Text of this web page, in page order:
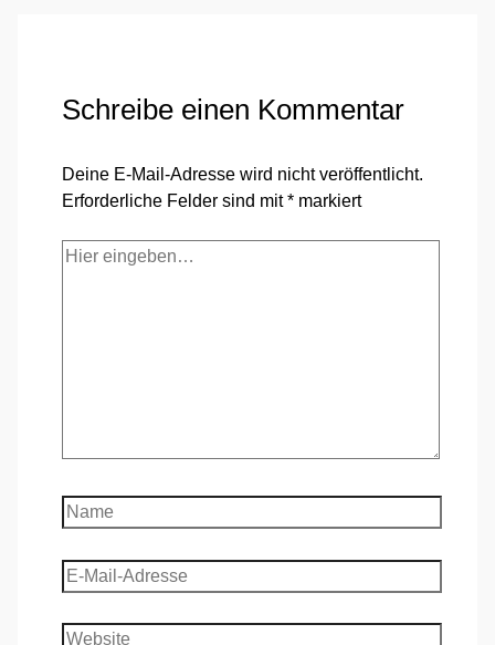
Schreibe einen Kommentar
Deine E-Mail-Adresse wird nicht veröffentlicht.
Erforderliche Felder sind mit* markiert
Hier
Name
E-
Mail-
Adresse
Website